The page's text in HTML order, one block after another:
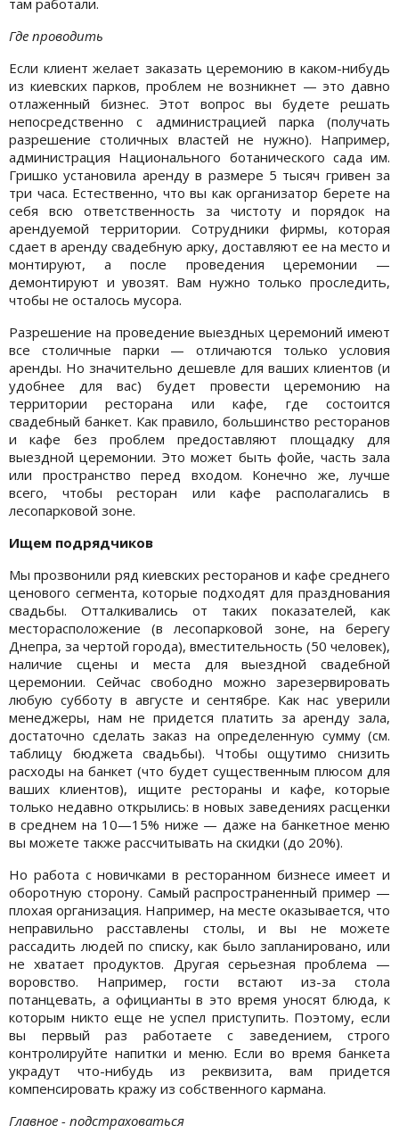
Где проводить
Если клиент желает заказать церемонию в каком-нибудь
из киевских парков, проблем не возникнет — это давно
отлаженный бизнес. Этот вопрос вы будете решать
непосредственно с администрацией парка (получать
разрешение столичных властей не нужно). Например,
администрация Национального ботанического сада им.
Гришко установила аренду в размере 5 тысяч гривен за
три часа. Естественно, что вы как организатор берете на
себя всю ответственность за чистоту и порядок на
арендуемой территории. Сотрудники фирмы, которая
сдает в аренду свадебную арку, доставляют ее на место и
монтируют, а после проведения церемонии —
демонтируют и увозят. Вам нужно только проследить,
чтобы не осталось мусора.
Разрешение на проведение выездных церемоний имеют
все столичные парки — отличаются только условия
аренды. Но значительно дешевле для ваших клиентов (и
удобнее для вас) будет провести церемонию на
территории ресторана или кафе, где состоится
свадебный банкет. Как правило, большинство ресторанов
и кафе без проблем предоставляют площадку для
выездной церемонии. Это может быть фойе, часть зала
или пространство перед входом. Конечно же, лучше
всего, чтобы ресторан или кафе располагались в
лесопарковой зоне.
Ищем подрядчиков
Мы прозвонили ряд киевских ресторанов и кафе среднего
ценового сегмента, которые подходят для празднования
свадьбы. Отталкивались от таких показателей, как
месторасположение (в лесопарковой зоне, на берегу
Днепра, за чертой города), вместительность (50 человек),
наличие сцены и места для выездной свадебной
церемонии. Сейчас свободно можно зарезервировать
любую субботу в августе и сентябре. Как нас уверили
менеджеры, нам не придется платить за аренду зала,
достаточно сделать заказ на определенную сумму (см.
таблицу бюджета свадьбы). Чтобы ощутимо снизить
расходы на банкет (что будет существенным плюсом для
ваших клиентов), ищите рестораны и кафе, которые
только недавно открылись: в новых заведениях расценки
в среднем на 10—15% ниже — даже на банкетное меню
вы можете также рассчитывать на скидки (до 20%).
Но работа с новичками в ресторанном бизнесе имеет и
оборотную сторону. Самый распространенный пример —
плохая организация. Например, на месте оказывается, что
неправильно расставлены столы, и вы не можете
рассадить людей по списку, как было запланировано, или
не хватает продуктов. Другая серьезная проблема —
воровство. Например, гости встают из-за стола
потанцевать, а официанты в это время уносят блюда, к
которым никто еще не успел приступить. Поэтому, если
вы первый раз работаете с заведением, строго
контролируйте напитки и меню. Если во время банкета
украдут что-нибудь из реквизита, вам придется
компенсировать кражу из собственного кармана.
Главное - подстраховаться